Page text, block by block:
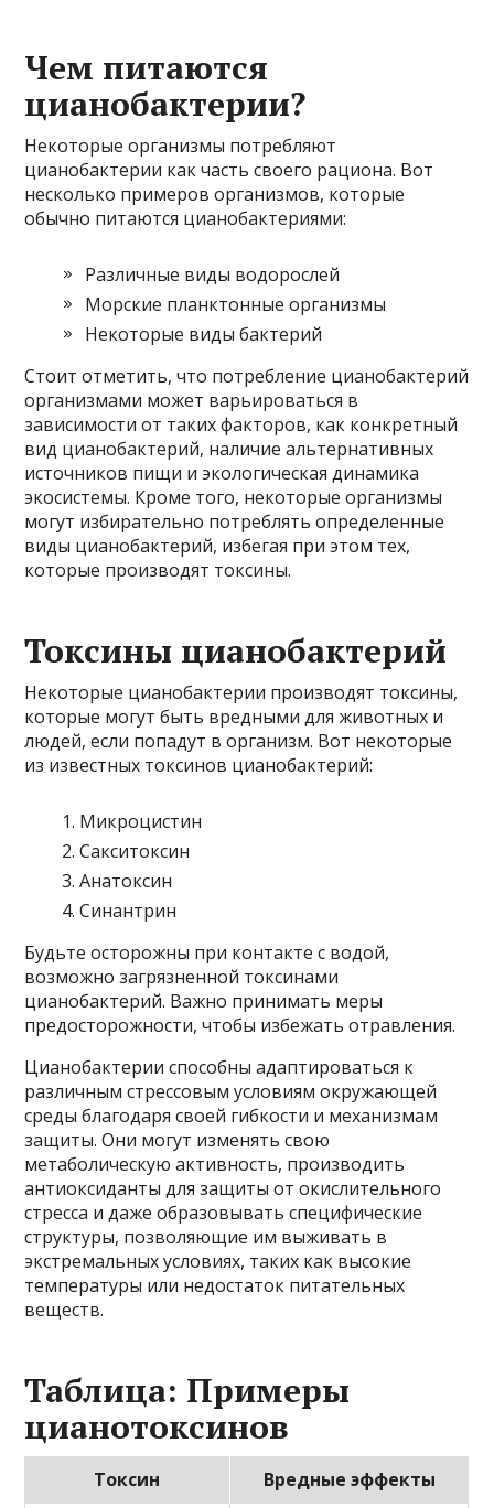
Чем питаются
цианобактерии?
Некоторые организмы потребляют
цианобактерии как часть своего рациона. Вот
несколько примеров организмов, которые
обычно питаются цианобактериями:
Различные виды водорослей
Морские планктонные организмы
Некоторые виды бактерий
Стоит отметить, что потребление цианобактерий
организмами может варьироваться в
зависимости от таких факторов, как конкретный
вид цианобактерий, наличие альтернативных
источников пищи и экологическая динамика
экосистемы. Кроме того, некоторые организмы
могут избирательно потреблять определенные
виды цианобактерий, избегая при этом тех,
которые производят токсины.
Токсины цианобактерий
Некоторые цианобактерии производят токсины,
которые могут быть вредными для животных и
людей, если попадут в организм. Вот некоторые
из известных токсинов цианобактерий:
Микроцистин
Сакситоксин
Анатоксин
Синантрин
Будьте осторожны при контакте с водой,
возможно загрязненной токсинами
цианобактерий. Важно принимать меры
предосторожности, чтобы избежать отравления.
Цианобактерии способны адаптироваться к
различным стрессовым условиям окружающей
среды благодаря своей гибкости и механизмам
защиты. Они могут изменять свою
метаболическую активность, производить
антиоксиданты для защиты от окислительного
стресса и даже образовывать специфические
структуры, позволяющие им выживать в
экстремальных условиях, таких как высокие
температуры или недостаток питательных
веществ.
Таблица: Примеры
цианотоксинов
Токсин
Вредные эффекты